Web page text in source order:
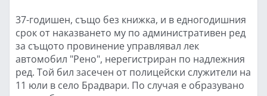
37-годишен, също без книжка, и в едногодишния
срок от наказването му по административен ред
за същото провинение управлявал лек
автомобил "Рено", нерегистриран по надлежния
ред. Той бил засечен от полицейски служители на
11 юли в село Брадвари. По случая е образувано